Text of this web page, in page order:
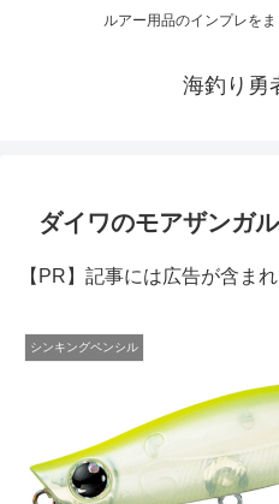
ルアー用品のインプレをま
海釣り勇
ダイワのモアザンガ
【PR】記事には広告が含ま
シンキングペンシル